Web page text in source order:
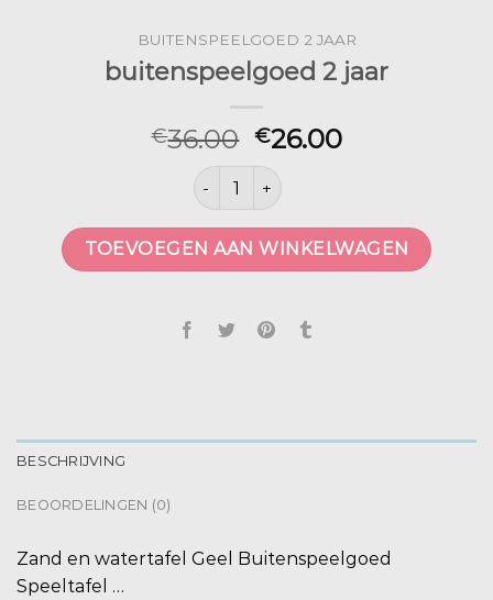
BUITENSPEELGOED 2 JAAR
buitenspeelgoed 2 jaar
€36.00 €26.00
buitenspeelgoed 2 jaar aantal
TOEVOEGEN AAN WINKELWAGEN
BESCHRIJVING
BEOORDELINGEN (0)
Zand en watertafel Geel Buitenspeelgoed
Speeltafel …